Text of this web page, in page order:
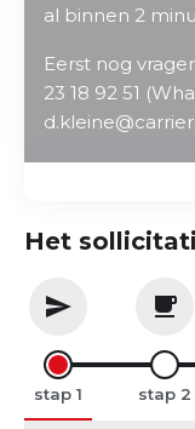
al binnen 2
Eerst nog
23 18 92 51
Het
stap stap